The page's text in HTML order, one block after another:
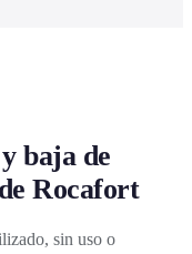
baja de
Rocafort
sin uso o